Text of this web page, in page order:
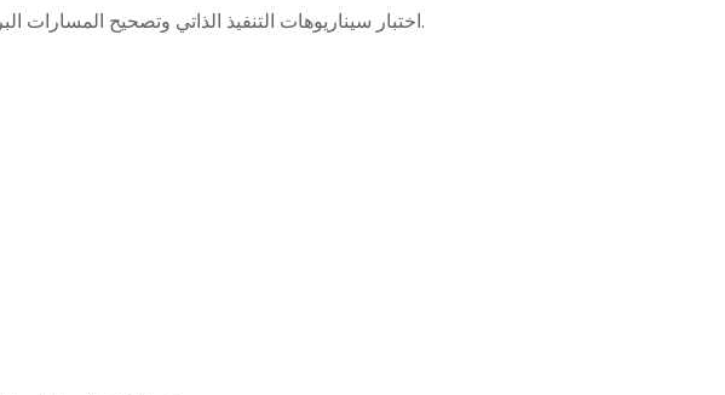
اختبار سيناريوهات التنفيذ الذاتي وتصحيح المسارات البرمجية.